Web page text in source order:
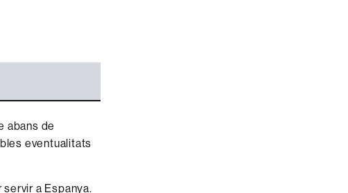
abans de
eventualitats
a Espanya.